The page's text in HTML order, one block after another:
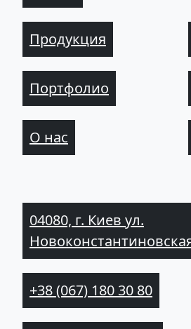
Продукция
Портфолио
О нас
04080, г. Киев ул.
+38 (067) 180 30 80